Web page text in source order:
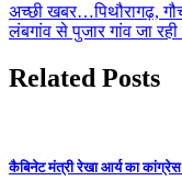
अच्छी खबर…पिथौरागढ़,
लंबगांव से पुजार गांव जा
Related Posts
कैबिनेट मंत्री रेखा आर्य का